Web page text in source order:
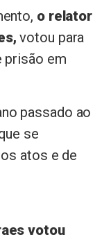
o relator
votou para
prisão em
passado ao
se
atos e de
votou